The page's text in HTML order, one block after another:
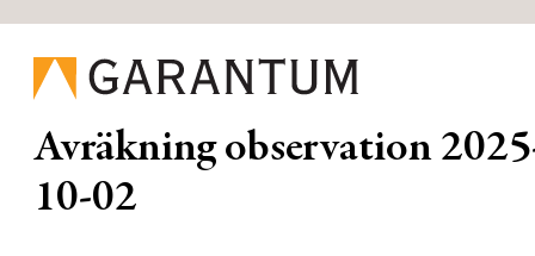
Avräkning observation
10-02